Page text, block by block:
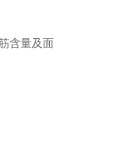
含量及面